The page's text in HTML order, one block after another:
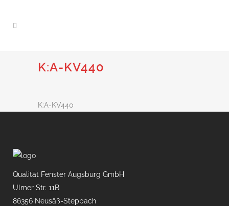
K:A-KV440
K:A-KV440
Qualität Fenster Augsburg GmbH
Ulmer Str. 11B
86356 Neusäß-Steppach